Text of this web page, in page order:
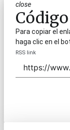
close
Para copiar el
haga clic en el
RSS link